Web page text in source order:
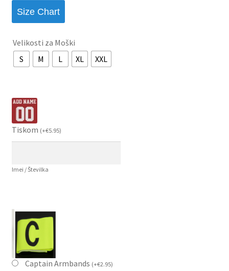
Size Chart
Velikosti za Moški
S
M L XL XXL
Tiskom (+€5.95)
Imei / Številka
Captain Armbands (+€2.95)